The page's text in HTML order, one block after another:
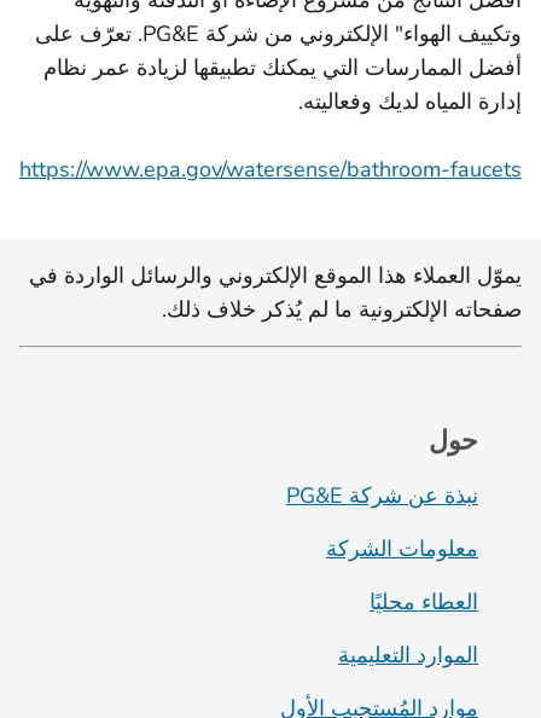
وتكييف الهواء" الإلكتروني من شركة PG&E. تعرّف على
أفضل الممارسات التي يمكنك تطبيقها لزيادة عمر نظام
إدارة المياه لديك وفعاليته.
https://www.epa.gov/watersense/bathroom-faucets
يموّل العملاء هذا الموقع الإلكتروني والرسائل الواردة في
صفحاته الإلكترونية ما لم يُذكر خلاف ذلك.
حول
نبذة عن شركة PG&E
معلومات الشركة
العطاء محليًا
الموارد التعليمية
موارد المُستجيب الأول